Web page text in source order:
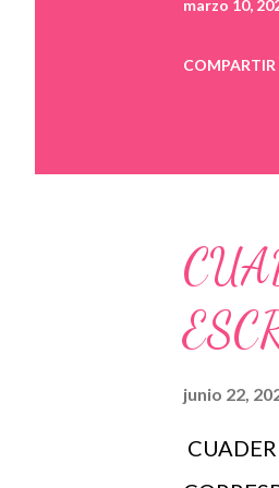
marzo 10,
COMPARTIR
junio 22,